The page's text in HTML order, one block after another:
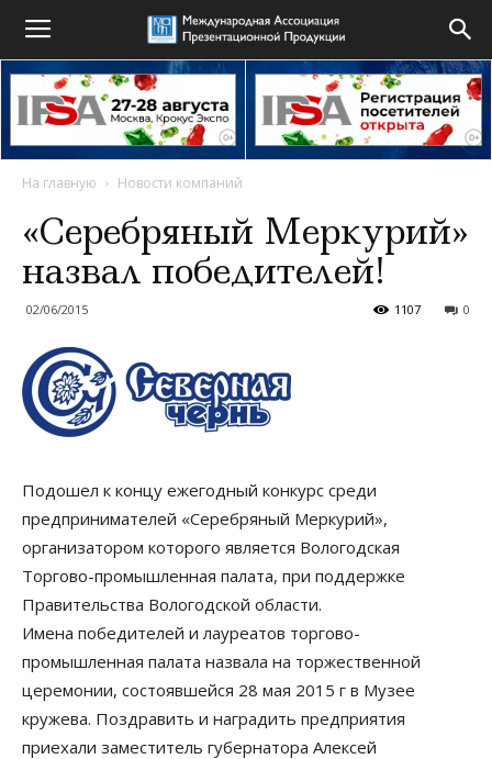
На главную Новости компаний
«Серебряный Меркурий»
назвал победителей!
02/06/2015 0
1107
Подошел к концу ежегодный конкурс среди
предпринимателей «Серебряный Меркурий»,
организатором которого является Вологодская
Торгово-промышленная палата, при поддержке
Правительства Вологодской области.
Имена победителей и лауреатов торгово-
промышленная палата назвала на торжественной
церемонии, состоявшейся 28 мая 2015 г в Музее
кружева. Поздравить и наградить предприятия
приехали заместитель губернатора Алексей